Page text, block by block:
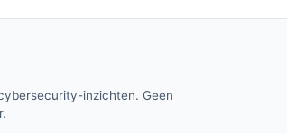
inzichten. Geen